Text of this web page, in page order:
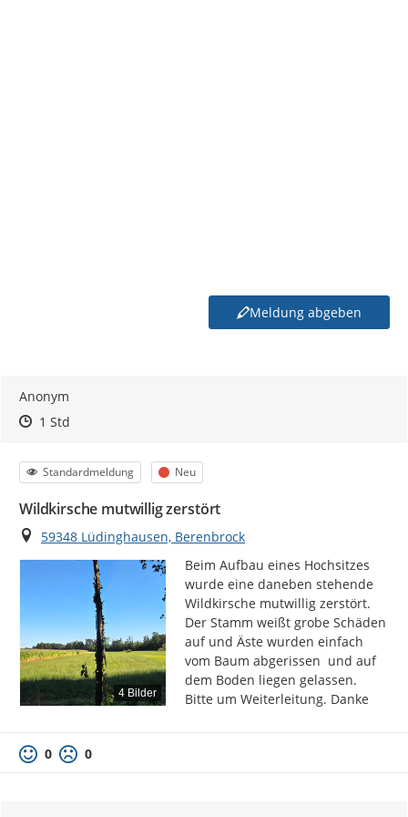
Meldung abgeben
Anonym
Zeitpunkt des Erstellens
Zeitpunkt des Erstellens
1 StdZur Äußerung
Kategorie
Standardmeldung Status
Neu
Wildkirsche mutwillig zerstört
Ort
59348 Lüdinghausen, Berenbrock
4 Bilder
Beim Aufbau eines Hochsitzes
wurde eine daneben stehende
Wildkirsche mutwillig zerstört.
Der Stamm weißt grobe Schäden
auf und Äste wurden einfach
vom Baum abgerissen  und auf
dem Boden liegen gelassen.
Bitte um Weiterleitung. Danke
0 0